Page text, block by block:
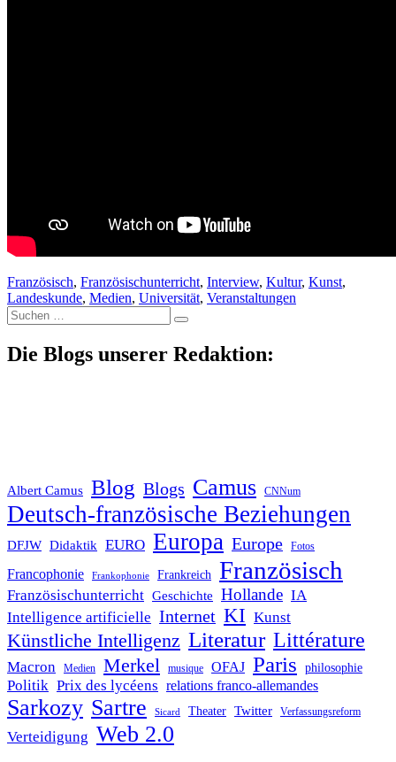
Französisch, Französischunterricht, Interview, Kultur, Kunst,
Landeskunde, Medien, Universität, Veranstaltungen
Suche
nach:
Die Blogs unserer Redaktion:
Albert Camus Blog Blogs Camus CNNum
Deutsch-französische Beziehungen
DFJW Didaktik EURO Europa Europe Fotos
Francophonie Frankophonie Frankreich Französisch
Französischunterricht Geschichte Hollande IA
Intelligence artificielle Internet KI Kunst
Künstliche Intelligenz Literatur Littérature
Macron Medien Merkel musique OFAJ Paris philosophie
Politik Prix des lycéens relations franco-allemandes
Sarkozy Sartre Sicard Theater Twitter Verfassungsreform
Verteidigung Web 2.0